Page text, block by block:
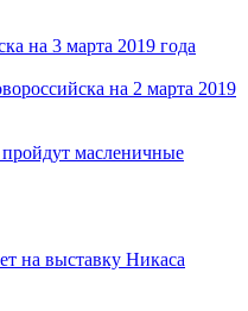
на 3 марта 2019 года
на 2 марта 2019
масленичные
на выставку Никаса